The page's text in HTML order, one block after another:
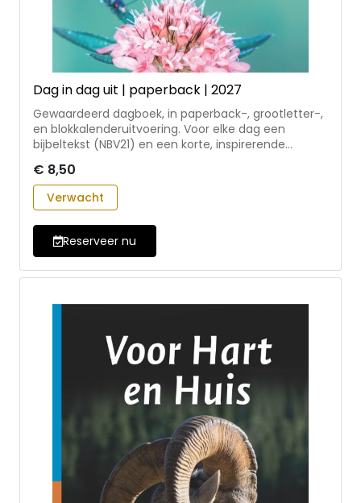
Dag in dag uit | paperback | 2027
Gewaardeerd dagboek, in paperback-, grootletter-,
en blokkalenderuitvoering. Voor elke dag een
bijbeltekst (NBV21) en een korte, inspirerende
pakkende oneliner. Geschreven door auteurs uit
diverse kerkelijke richtingen, onder redactie van
Mariska Compagnie, in nauwe samenwerking met
en nationale feestdagen. Dit is de paperback
variant.
€ 8,50
Verwacht
Reserveer nu